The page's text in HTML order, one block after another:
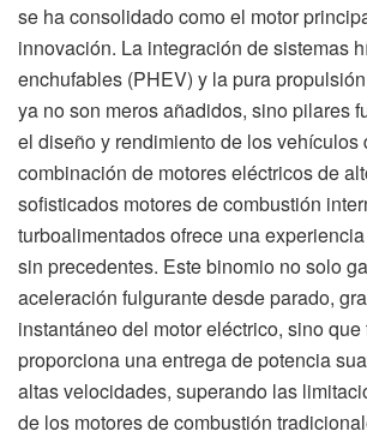
se ha consolidado como el motor
innovación. La integración de sistemas
enchufables (PHEV) y la pura
ya no son meros añadidos, sino pilares
el diseño y rendimiento de los vehículos
combinación de motores eléctricos de
sofisticados motores de combustión
turboalimentados ofrece una
sin precedentes. Este binomio no solo
aceleración fulgurante desde parado,
instantáneo del motor eléctrico, sino que
proporciona una entrega de potencia
altas velocidades, superando las
de los motores de combustión